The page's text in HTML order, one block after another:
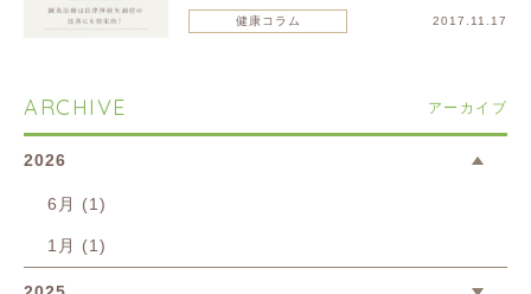
健康コラム 2017.11.17
ARCHIVE アーカイブ
2026
6月 (1)
1月 (1)